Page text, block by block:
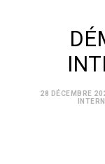
28 DÉCEMBRE